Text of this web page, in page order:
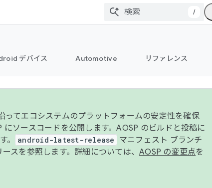
/
デバイス Automotive リファレンス
てエコシステムのプラットフォームの安定性を確保
ソースコードを公開します。AOSP のビルドと投稿に
。 android-latest-release
マニフェスト ブランチ
スを参照します。詳細については、 AOSP の変更点を